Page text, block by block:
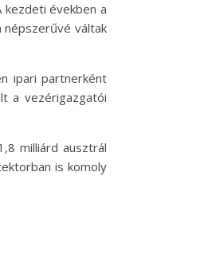
években a
váltak
ipari partnerként
a vezérigazgatói
milliárd ausztrál
is komoly